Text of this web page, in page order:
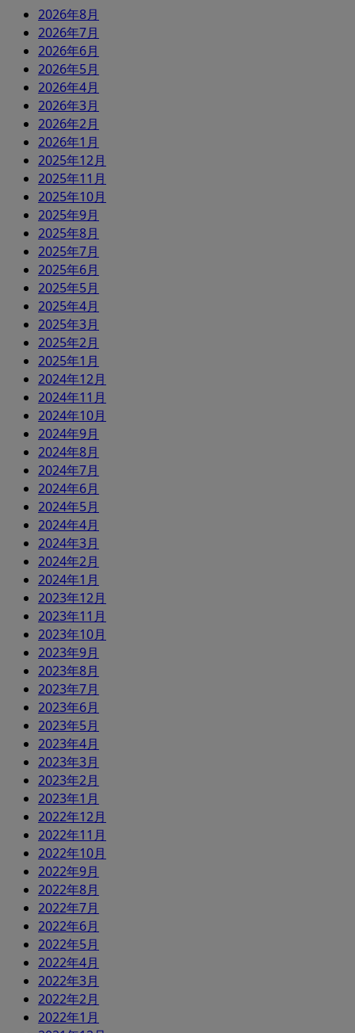
2026年8月
2026年7月
2026年6月
2026年5月
2026年4月
2026年3月
2026年2月
2026年1月
2025年12月
2025年11月
2025年10月
2025年9月
2025年8月
2025年7月
2025年6月
2025年5月
2025年4月
2025年3月
2025年2月
2025年1月
2024年12月
2024年11月
2024年10月
2024年9月
2024年8月
2024年7月
2024年6月
2024年5月
2024年4月
2024年3月
2024年2月
2024年1月
2023年12月
2023年11月
2023年10月
2023年9月
2023年8月
2023年7月
2023年6月
2023年5月
2023年4月
2023年3月
2023年2月
2023年1月
2022年12月
2022年11月
2022年10月
2022年9月
2022年8月
2022年7月
2022年6月
2022年5月
2022年4月
2022年3月
2022年2月
2022年1月